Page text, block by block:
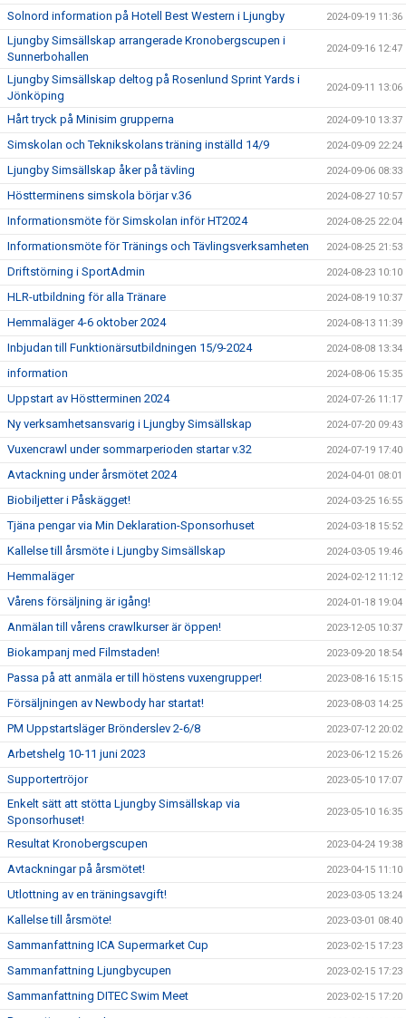
Solnord information på Hotell Best Western i Ljungby 2024-09-19 11:36
Ljungby Simsällskap arrangerade Kronobergscupen i
Sunnerbohallen
2024-09-16 12:47
Ljungby Simsällskap deltog på Rosenlund Sprint Yards i
Jönköping
2024-09-11 13:06
Hårt tryck på Minisim grupperna 2024-09-10 13:37
Simskolan och Teknikskolans träning inställd 14/9 2024-09-09 22:24
Ljungby Simsällskap åker på tävling 2024-09-06 08:33
Höstterminens simskola börjar v.36 2024-08-27 10:57
Informationsmöte för Simskolan inför HT2024 2024-08-25 22:04
Informationsmöte för Tränings och Tävlingsverksamheten 2024-08-25 21:53
Driftstörning i SportAdmin 2024-08-23 10:10
HLR-utbildning för alla Tränare 2024-08-19 10:37
Hemmaläger 4-6 oktober 2024 2024-08-13 11:39
Inbjudan till Funktionärsutbildningen 15/9-2024 2024-08-08 13:34
information 2024-08-06 15:35
Uppstart av Höstterminen 2024 2024-07-26 11:17
Ny verksamhetsansvarig i Ljungby Simsällskap 2024-07-20 09:43
Vuxencrawl under sommarperioden startar v.32 2024-07-19 17:40
Avtackning under årsmötet 2024 2024-04-01 08:01
Biobiljetter i Påskägget! 2024-03-25 16:55
Tjäna pengar via Min Deklaration-Sponsorhuset 2024-03-18 15:52
Kallelse till årsmöte i Ljungby Simsällskap 2024-03-05 19:46
Hemmaläger 2024-02-12 11:12
Vårens försäljning är igång! 2024-01-18 19:04
Anmälan till vårens crawlkurser är öppen! 2023-12-05 10:37
Biokampanj med Filmstaden! 2023-09-20 18:54
Passa på att anmäla er till höstens vuxengrupper! 2023-08-16 15:15
Försäljningen av Newbody har startat! 2023-08-03 14:25
PM Uppstartsläger Brönderslev 2-6/8 2023-07-12 20:02
Arbetshelg 10-11 juni 2023 2023-06-12 15:26
Supportertröjor 2023-05-10 17:07
Enkelt sätt att stötta Ljungby Simsällskap via
Sponsorhuset!
2023-05-10 16:35
Resultat Kronobergscupen 2023-04-24 19:38
Avtackningar på årsmötet! 2023-04-15 11:10
Utlottning av en träningsavgift! 2023-03-05 13:24
Kallelse till årsmöte! 2023-03-01 08:40
Sammanfattning ICA Supermarket Cup 2023-02-15 17:23
Sammanfattning Ljungbycupen 2023-02-15 17:23
Sammanfattning DITEC Swim Meet 2023-02-15 17:20